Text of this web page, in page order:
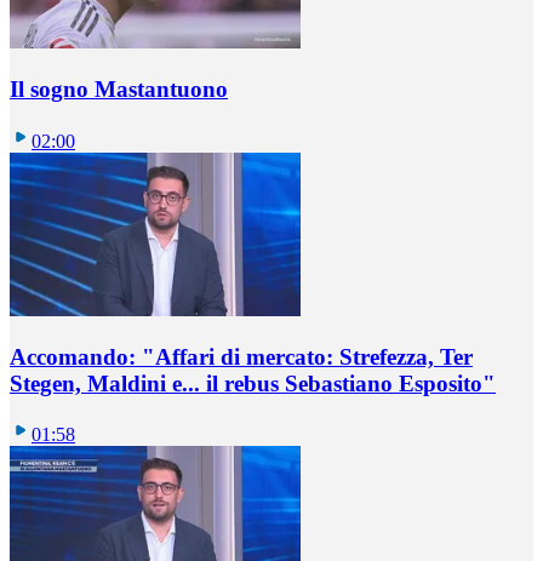
Il sogno Mastantuono
02:00
Accomando: "Affari di mercato: Strefezza, Ter
Stegen, Maldini e... il rebus Sebastiano Esposito"
01:58